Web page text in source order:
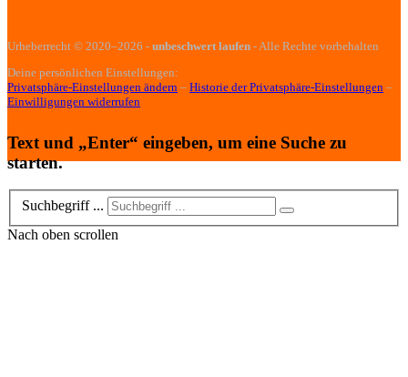
Urheberrecht © 2020–2026 - unbeschwert laufen - Alle Rechte vorbehalten
Deine persönlichen Einstellungen:
Privatsphäre-Einstellungen ändern – Historie der Privatsphäre-Einstellungen –
Einwilligungen widerrufen
Text und „Enter“ eingeben, um eine Suche zu
starten.
Suchbegriff ...
Nach oben scrollen